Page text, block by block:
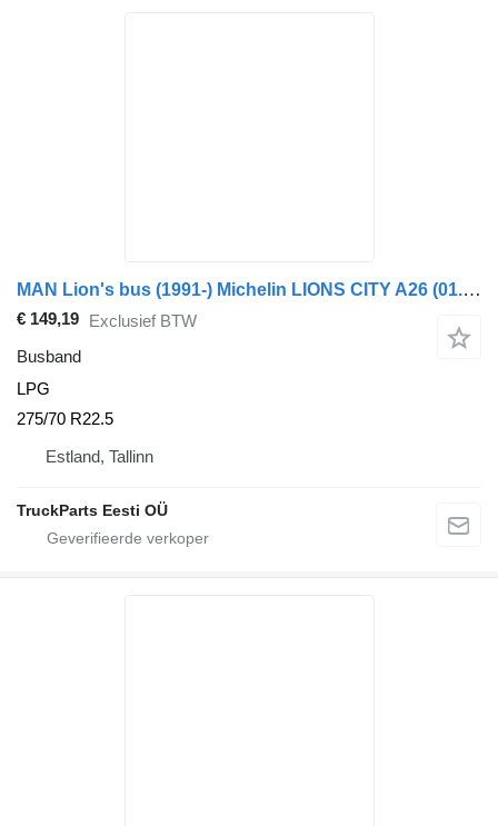
MAN Lion's bus (1991-) Michelin LIONS CITY A26 (01.98-12.13)
€ 149,19 Exclusief BTW
Busband
LPG
275/70 R22.5
Estland, Tallinn
TruckParts Eesti OÜ